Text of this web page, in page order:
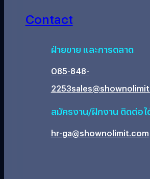
Contact
ฝ่ายขาย และการตลาด
085-848-
2253
สมัครงาน/ฝึกงาน ติดต่อไ
hr-ga@shownolimit.com